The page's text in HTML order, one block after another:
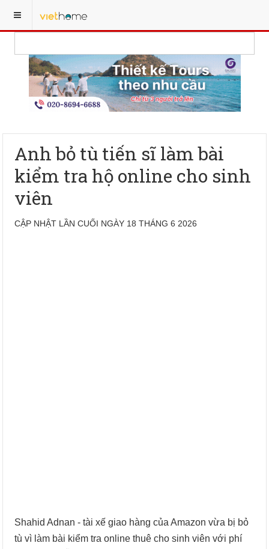
Anh bỏ tù tiến sĩ làm bài
kiểm tra hộ online cho sinh
viên
CẬP NHẬT LẦN CUỐI NGÀY 18 THÁNG 6 2026
Shahid Adnan - tài xế giao hàng của Amazon vừa bị bỏ
tù vì làm bài kiểm tra online thuê cho sinh viên với phí